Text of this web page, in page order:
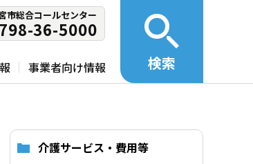
市総合コールセンター
36-5000
事業者向け情報 検索
介護サービス・費用等